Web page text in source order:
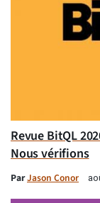
Revue BitQL
Nous vérifions
ParJason Conor